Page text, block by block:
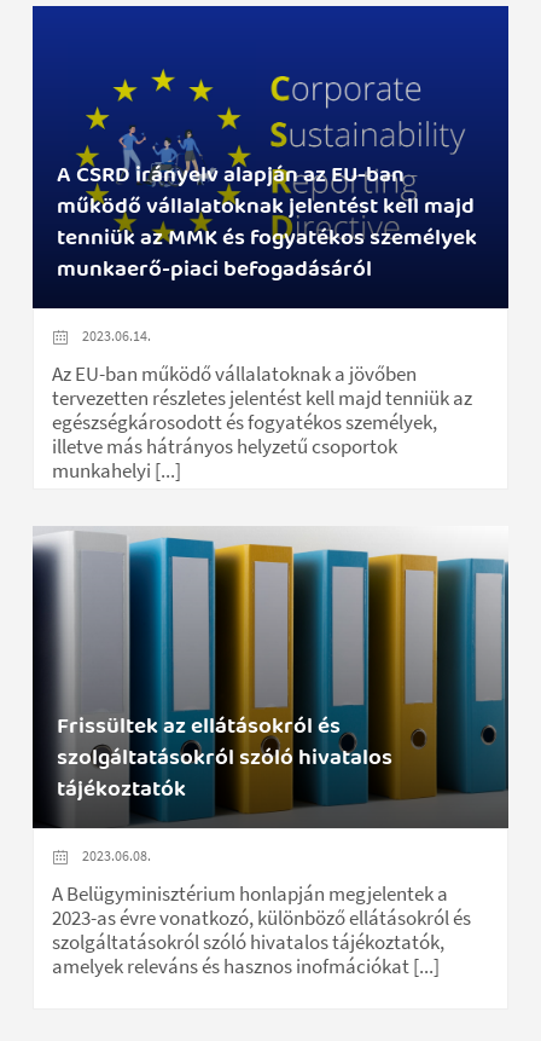
A CSRD irányelv alapján az EU-ban
működő vállalatoknak jelentést kell majd
tenniük az MMK és fogyatékos személyek
munkaerő-piaci befogadásáról
2023.06.14.
Az EU-ban működő vállalatoknak a jövőben
tervezetten részletes jelentést kell majd tenniük az
egészségkárosodott és fogyatékos személyek,
illetve más hátrányos helyzetű csoportok
munkahelyi [...]
Frissültek az ellátásokról és
szolgáltatásokról szóló hivatalos
tájékoztatók
2023.06.08.
A Belügyminisztérium honlapján megjelentek a
2023-as évre vonatkozó, különböző ellátásokról és
szolgáltatásokról szóló hivatalos tájékoztatók,
amelyek releváns és hasznos inofmációkat [...]